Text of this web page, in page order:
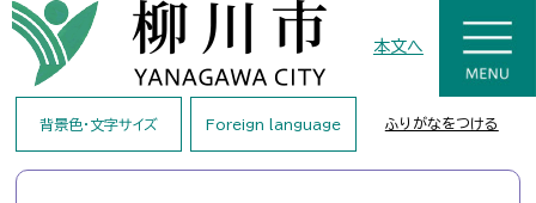
本文へ
背景色・文字サイズ Foreign language ふりがなをつける